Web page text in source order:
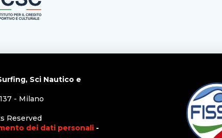
Sci Nautico e
- Milano
Reserved
dei dati personali-